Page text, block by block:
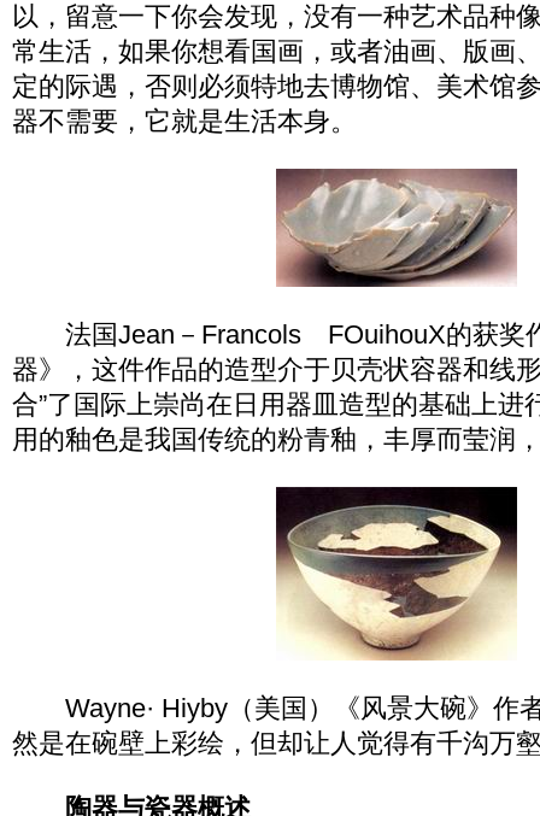
以，留意一下你会发现，没有一种艺术品种
常生活，如果你想看国画，或者油画、版画
定的际遇，否则必须特地去博物馆、美术馆
器不需要，它就是生活本身。
法国Jean－Francols FOuihouX的获奖
器》，这件作品的造型介于贝壳状容器和线
合”了国际上崇尚在日用器皿造型的基础上进
用的釉色是我国传统的粉青釉，丰厚而莹润
Wayne· Hiyby（美国）《风景大碗》作
然是在碗壁上彩绘，但却让人觉得有千沟万
陶器与瓷器概述